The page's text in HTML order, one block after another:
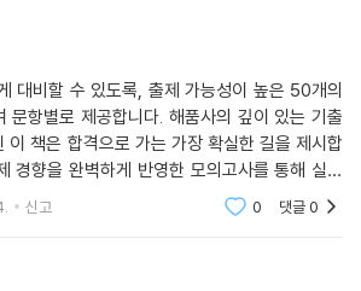
대비할 수 있도록, 출제 가능성이 높은 50개의
문항별로 제공합니다. 해품사의 깊이 있는 기출
이 책은 합격으로 가는 가장 확실한 길을 제시합
경향을 완벽하게 반영한 모의고사를 통해 실전
자 직강 유튜브 강의와 모의고사 해설 강의를 무
신고 0 댓글0